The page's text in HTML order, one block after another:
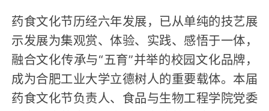
药食文化节历经六年发展，已从单纯的技艺展
示发展为集观赏、体验、实践、感悟于一体，
融合文化传承与“五育”并举的校园文化品牌，
成为合肥工业大学立德树人的重要载体。本届
药食文化节负责人、食品与生物工程学院党委